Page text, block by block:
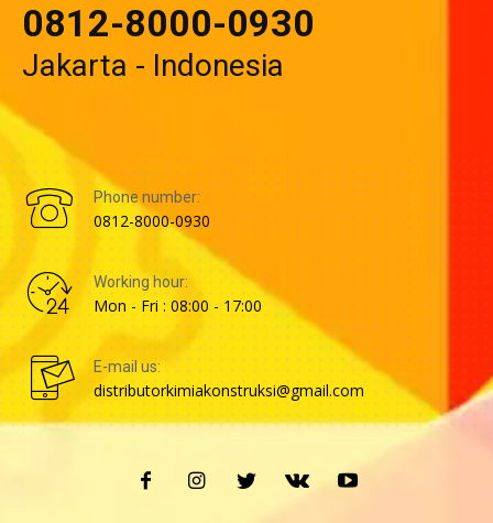
0812-8000-0930
Jakarta - Indonesia
Phone number:
0812-8000-0930
Working hour:
Mon - Fri : 08:00 - 17:00
E-mail us:
distributorkimiakonstruksi@gmail.com